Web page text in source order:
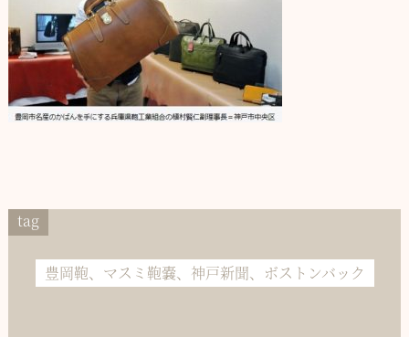
tag
豊岡鞄、マスミ鞄嚢、神戸新聞、ボストンバック